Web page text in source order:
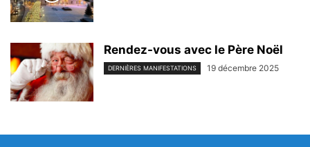
Rendez-vous avec le Père Noël
DERNIÈRES MANIFESTATIONS 19 décembre 2025